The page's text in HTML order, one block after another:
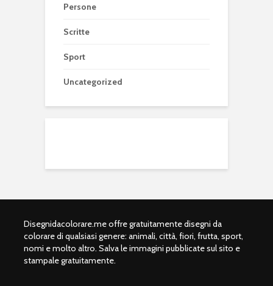
Persone
Scritte
Sport
Uncategorized
Disegnidacolorare.me offre gratuitamente disegni da
colorare di qualsiasi genere: animali, città, fiori, frutta, sport,
nomi e molto altro. Salva le immagini pubblicate sul sito e
stampale gratuitamente.